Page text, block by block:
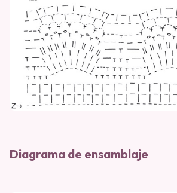
Diagrama de ensamblaje